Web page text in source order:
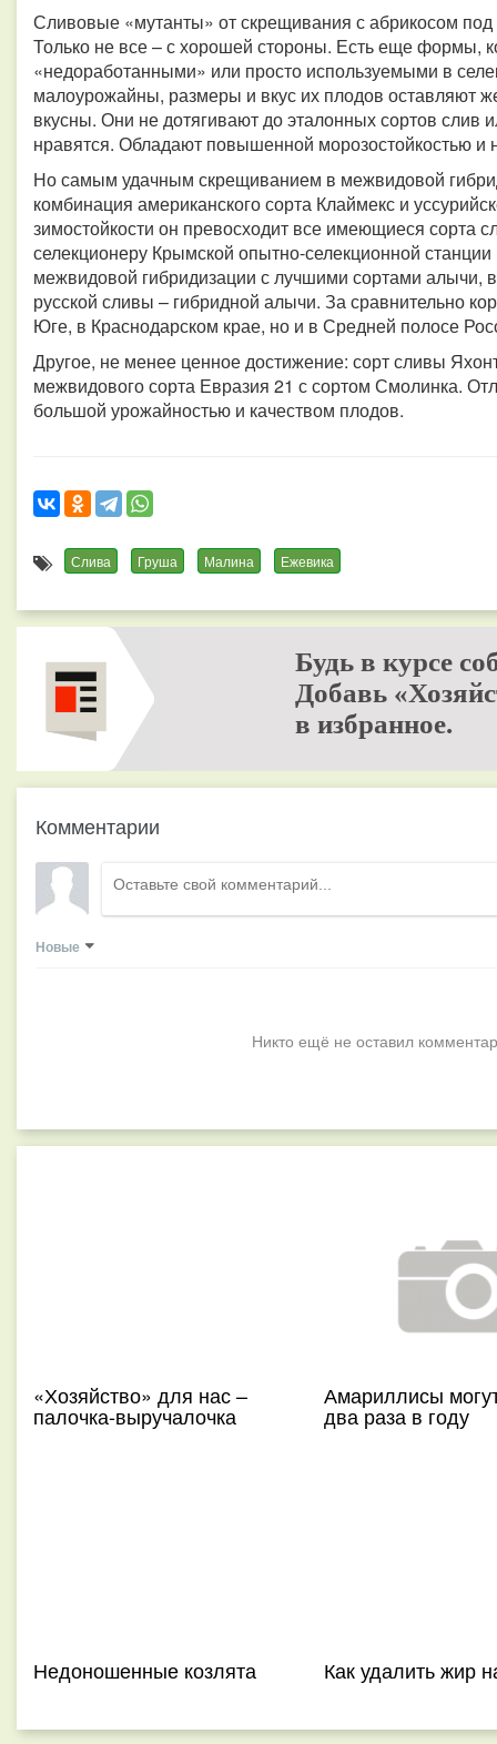
Сливовые «мутанты» от скрещивания с абрикосом
Только не все – с хорошей стороны. Есть еще формы,
«недоработанными» или просто используемыми в
малоурожайны, размеры и вкус их плодов оставляют
вкусны. Они не дотягивают до эталонных сортов слив
нравятся. Обладают повышенной морозостойкостью и
Но самым удачным скрещиванием в межвидовой
комбинация американского сорта Клаймекс и
зимостойкости он превосходит все имеющиеся
селекционеру Крымской опытно-селекционной
межвидовой гибридизации с лучшими сортами алычи,
русской сливы – гибридной алычи. За сравнительно
Юге, в Краснодарском крае, но и в Средней полосе
Другое, не менее ценное достижение: сорт сливы
межвидового сорта Евразия 21 с сортом Смолинка.
большой урожайностью и качеством плодов.
Слива Груша Малина Ежевика
Будь в курсе
Добавь
в избранное.
Комментарии
Новые
Никто ещё не оставил
«Хозяйство» для нас –
палочка-выручалочка
Амариллисы
два раза в году
Недоношенные козлята Как удалить жир